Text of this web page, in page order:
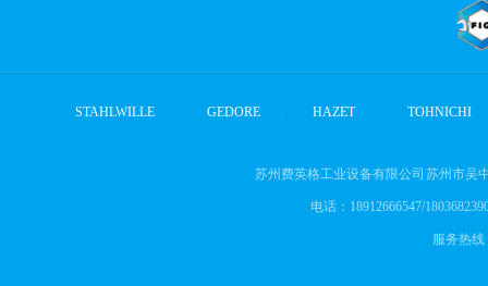
STAHLWILLE GEDORE HAZET TOHNICHI
苏州费英格工业设备有限公司 苏州市吴
电话：18912666547/
服务热线